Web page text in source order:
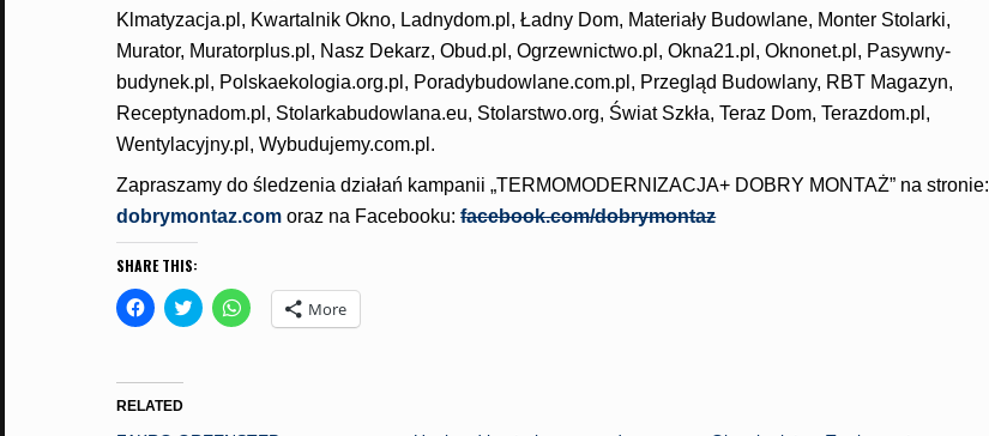
Klmatyzacja.pl, Kwartalnik Okno, Ladnydom.pl, Ładny Dom, Materiały Budowlane, Monter Stolarki,
Murator, Muratorplus.pl, Nasz Dekarz, Obud.pl, Ogrzewnictwo.pl, Okna21.pl, Oknonet.pl, Pasywny-
budynek.pl, Polskaekologia.org.pl, Poradybudowlane.com.pl, Przegląd Budowlany, RBT Magazyn,
Receptynadom.pl, Stolarkabudowlana.eu, Stolarstwo.org, Świat Szkła, Teraz Dom, Terazdom.pl,
Wentylacyjny.pl, Wybudujemy.com.pl.
Zapraszamy do śledzenia działań kampanii „TERMOMODERNIZACJA+ DOBRY MONTAŻ” na stronie:
dobrymontaz.com oraz na Facebooku:facebook.com/dobrymontaz
SHARE THIS:
C
l
t
o
s
C
l
C
l More
RELATED